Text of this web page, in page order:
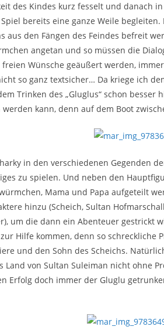
des Kindes kurz fesselt und danach
bereits eine ganze Weile
aus den Fängen des Feindes befreit
angetan und so müssen die
Wünsche geäußert werden,
so ganz textsicher… Da kriege ich
Trinken des „Gluglus“ schon
kann, denn auf dem Boot
in den verschiedenen Gegenden
zu spielen. Und neben den
Mama und Papa aufgeteilt
hinzu (Scheich, Sultan
um die dann ein Abenteuer gestrickt
Hilfe kommen, denn so
und den Sohn des Scheichs.
Land von Sultan Suleiman nicht ohne
Erfolg doch immer der Gluglu